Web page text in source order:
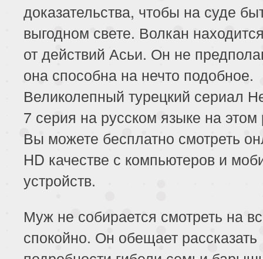
доказательства, чтобы на суде
выгодном свете. Волкан
от действий Асьи. Он не
она способна на нечто подобное.
Великолепный турецкий сериал
7 серия на русском языке на этом
Вы можете бесплатно смотреть
HD качестве с компьютеров и
устройств.
Муж не собирается смотреть на
спокойно. Он обещает рассказать